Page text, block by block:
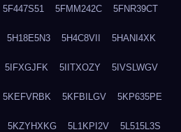
5F447S51 5FMM242C 5FNR39CT
5H18E5N3 5H4C8VII 5HANI4XK
5IFXGJFK 5IITXOZY 5IVSLWGV
5KEFVRBK 5KFBILGV 5KP635PE
5KZYHXKG 5L1KPI2V 5L515L3S